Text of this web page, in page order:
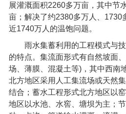
展灌溉面积2260多万亩，其中节
亩；解决了约2380多万人、 1730
近1740万人的温饱问题。
雨水集蓄利用的工程模式与
的特点。集流面形式有自然坡面
场、薄膜、混凝土等)，其中西南
北方地区采用人工集流场或天然
结合；蓄水工程形式北方地区以
地区以水池、水窖、塘坝为主；